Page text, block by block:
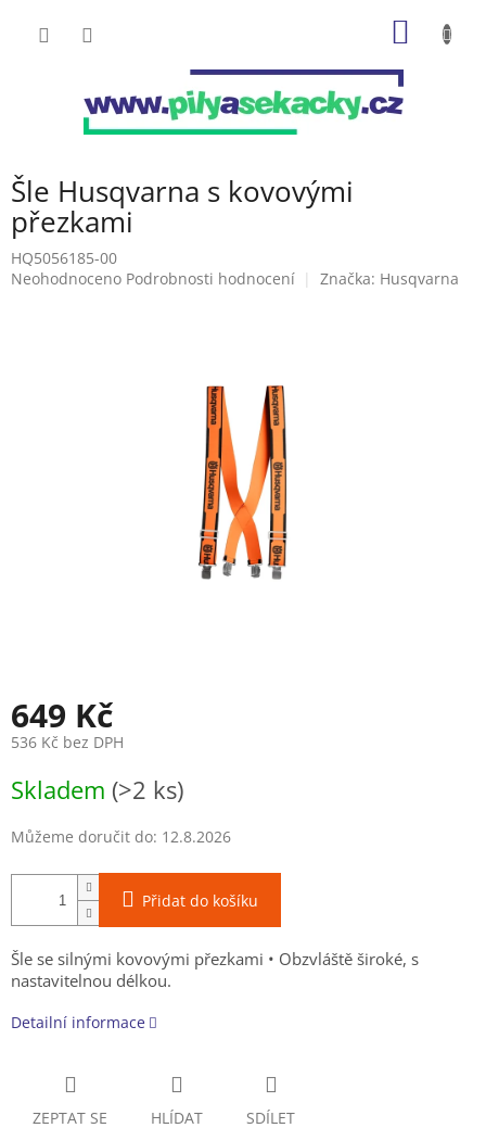
Šle Husqvarna s kovovými
přezkami
HQ5056185-00
Průměrné
Neohodnoceno Podrobnosti hodnocení Značka: Husqvarna
649 Kč
536 Kč bez DPH
cena:
Skladem (>2 ks)
Můžeme doručit do: 12.8.2026
Přidat do košíku
Šle se silnými kovovými přezkami • Obzvláště široké, s
nastavitelnou délkou.
Detailní informace
ZEPTAT SE HLÍDAT SDÍLET